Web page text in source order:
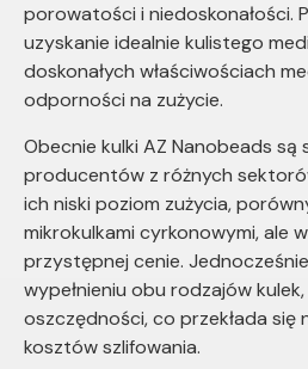
porowatości i niedoskonałości.
uzyskanie idealnie kulistego
doskonałych właściwościach
odporności na zużycie.
Obecnie kulki AZ Nanobeads
producentów z różnych
ich niski poziom zużycia,
mikrokulkami cyrkonowymi, ale
przystępnej cenie.
wypełnieniu obu rodzajów
oszczędności, co przekłada się
kosztów szlifowania.